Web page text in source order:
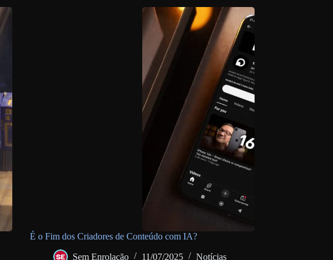
É o Fim dos Criadores de Conteúdo com IA?
Sem Enrolação 11/07/2025 Notícias